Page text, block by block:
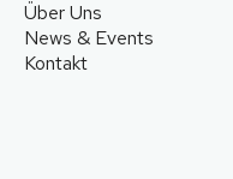
Über Uns
News & Events
Kontakt